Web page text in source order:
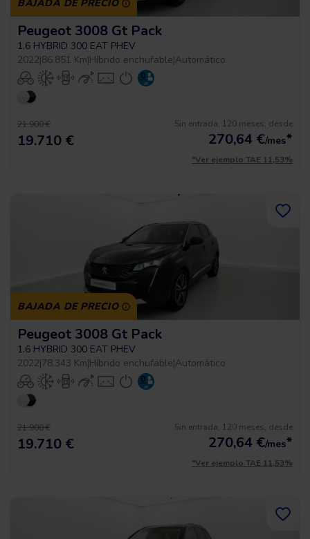
BAJADA DE PRECIO
Peugeot 3008 Gt Pack
1.6 HYBRID 300 EAT PHEV
2022|86.851 Km|Híbrido enchufable|Automático
21.900 €
19.710 €
Sin entrada, 120 meses, desde
270,64 €/mes*
*Ver ejemplo TAE 11,53%
BAJADA DE PRECIO
Peugeot 3008 Gt Pack
1.6 HYBRID 300 EAT PHEV
2022|78.343 Km|Híbrido enchufable|Automático
21.900 €
19.710 €
Sin entrada, 120 meses, desde
270,64 €/mes*
*Ver ejemplo TAE 11,53%